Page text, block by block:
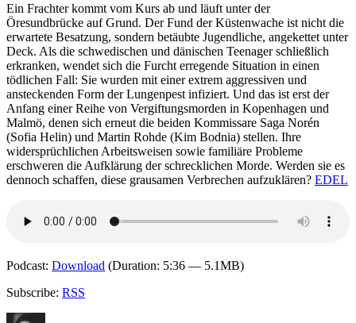
Ein Frachter kommt vom Kurs ab und läuft unter der
Öresundbrücke auf Grund. Der Fund der Küstenwache ist nicht die
erwartete Besatzung, sondern betäubte Jugendliche, angekettet unter
Deck. Als die schwedischen und dänischen Teenager schließlich
erkranken, wendet sich die Furcht erregende Situation in einen
tödlichen Fall: Sie wurden mit einer extrem aggressiven und
ansteckenden Form der Lungenpest infiziert. Und das ist erst der
Anfang einer Reihe von Vergiftungsmorden in Kopenhagen und
Malmö, denen sich erneut die beiden Kommissare Saga Norén
(Sofia Helin) und Martin Rohde (Kim Bodnia) stellen. Ihre
widersprüchlichen Arbeitsweisen sowie familiäre Probleme
erschweren die Aufklärung der schrecklichen Morde. Werden sie es
dennoch schaffen, diese grausamen Verbrechen aufzuklären? EDEL
Podcast: Download (Duration: 5:36 — 5.1MB)
Subscribe: RSS